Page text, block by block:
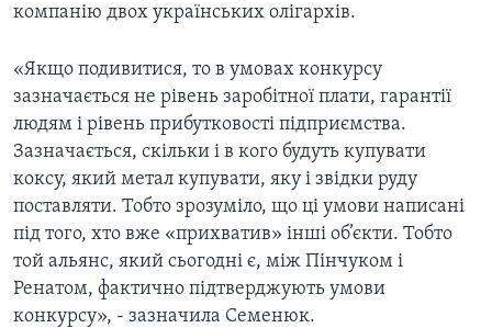
ПОГЛЯД З ВАШИНГТОНА
компанію двох українських олігархів.
«Якщо подивитися, то в умовах конкурсу
зазначається не рівень заробітної плати, гарантії
людям і рівень прибутковості підприємства.
Зазначається, скільки i в кого будуть купувати
коксу, який метал купувати, яку і звідки руду
поставляти. Тобто зрозуміло, що ці умови написані
під того, хто вже «прихватив» інші об’єкти. Тобто
той альянс, який сьогодні є, між Пінчуком і
Ренатом, фактично підтверджують умови
конкурсу», - зазначила Семенюк.